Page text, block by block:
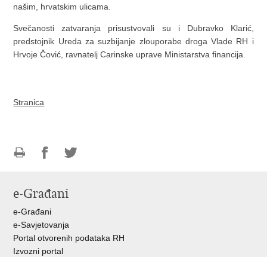
našim, hrvatskim ulicama.
Svečanosti zatvaranja prisustvovali su i Dubravko Klarić,
predstojnik Ureda za suzbijanje zlouporabe droga Vlade RH i
Hrvoje Čović, ravnatelj Carinske uprave Ministarstva financija.
Stranica
FacebookuTwitteru
e-Građani
e-Građani
e-Savjetovanja
Portal otvorenih podataka RH
Izvozni portal